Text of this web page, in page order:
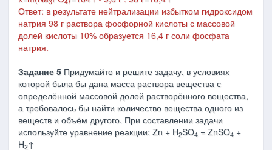
Ответ: в результате нейтрализации избытком гидроксидом
натрия 98 г раствора фосфорной кислоты с массовой
долей кислоты 10% образуется 16,4 г соли фосфата
натрия.
Задание 5 Придумайте и решите задачу, в условиях
которой была бы дана масса раствора вещества с
определённой массовой долей растворённого вещества,
а требовалось бы найти количество вещества одного из
веществ и объём другого. При составлении задачи
используйте уравнение реакции: Zn + H2SO4 = ZnSO4 +
H2↑